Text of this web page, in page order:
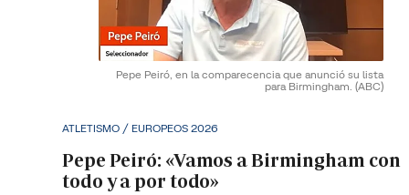
Pepe Peiró, en la comparecencia que anunció su lista
para Birmingham. (ABC)
ATLETISMO / EUROPEOS 2026
Pepe Peiró: «Vamos a Birmingham con
todo y a por todo»